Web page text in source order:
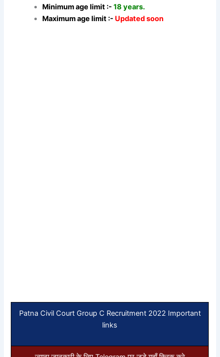
Minimum age limit :-18 years.
Maximum age limit :- Updated soon
Patna Civil Court Group C Recruitment 2022 Important
links